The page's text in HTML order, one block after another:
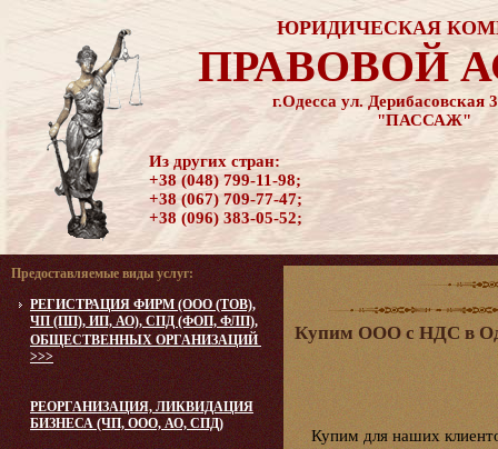
ЮРИДИЧЕСКАЯ
ПРАВОВОЙ
г.Одесса ул. Дерибасовская
"ПАССАЖ"
Из других стран:
+38 (048) 799-11-98;
+38 (067) 709-77-47;
+38 (096) 383-05-52;
Предоставляемые виды услуг:
РЕГИСТРАЦИЯ ФИРМ (ООО (ТОВ),
ЧП (ПП), ИП, АО), СПД (ФОП, ФЛП),
ОБЩЕСТВЕННЫХ ОРГАНИЗАЦИЙ
>>>
РЕОРГАНИЗАЦИЯ, ЛИКВИДАЦИЯ
БИЗНЕСА (ЧП, ООО, АО, СПД)
Купим ООО с НДС в
Купим для наших